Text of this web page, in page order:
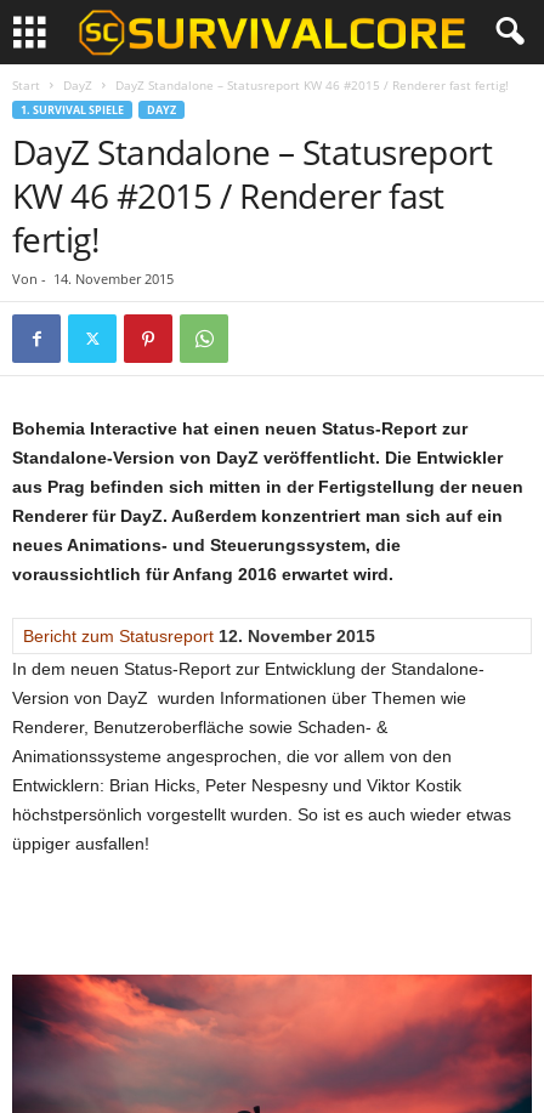
Start DayZ DayZ Standalone – Statusreport KW 46 #2015 / Renderer fast fertig!
1. SURVIVAL SPIELE DAYZ
DayZ Standalone – Statusreport
KW 46 #2015 / Renderer fast
fertig!
Von - 14. November 2015
Bohemia Interactive hat einen neuen Status-Report zur
Standalone-Version von DayZ veröffentlicht. Die Entwickler
aus Prag befinden sich mitten in der Fertigstellung der neuen
Renderer für DayZ. Außerdem konzentriert man sich auf ein
neues Animations- und Steuerungssystem, die
voraussichtlich für Anfang 2016 erwartet wird.
Bericht zum Statusreport 12. November 2015
In dem neuen Status-Report zur Entwicklung der Standalone-
Version von DayZ wurden Informationen über Themen wie
Renderer, Benutzeroberfläche sowie Schaden- &
Animationssysteme angesprochen , die vor allem von den
Entwicklern: Brian Hicks, Peter Nespesny und Viktor Kostik
höchstpersönlich vorgestellt wurden. So ist es auch wieder etwas
üppiger ausfallen!